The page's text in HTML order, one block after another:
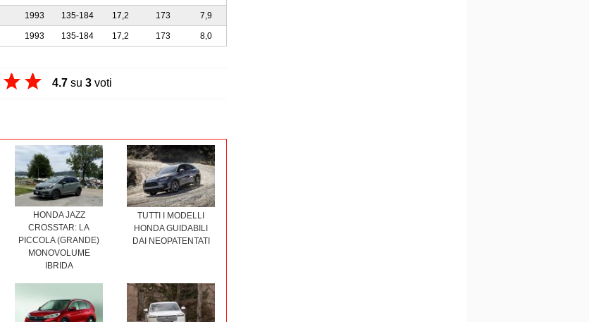
1993 135-184 17,2 173 7,9
1993 135-184 17,2 173 8,0
4.7 su 3 voti
HONDA JAZZ
CROSSTAR: LA
PICCOLA (GRANDE)
MONOVOLUME
IBRIDA
TUTTI I MODELLI
HONDA GUIDABILI
DAI NEOPATENTATI